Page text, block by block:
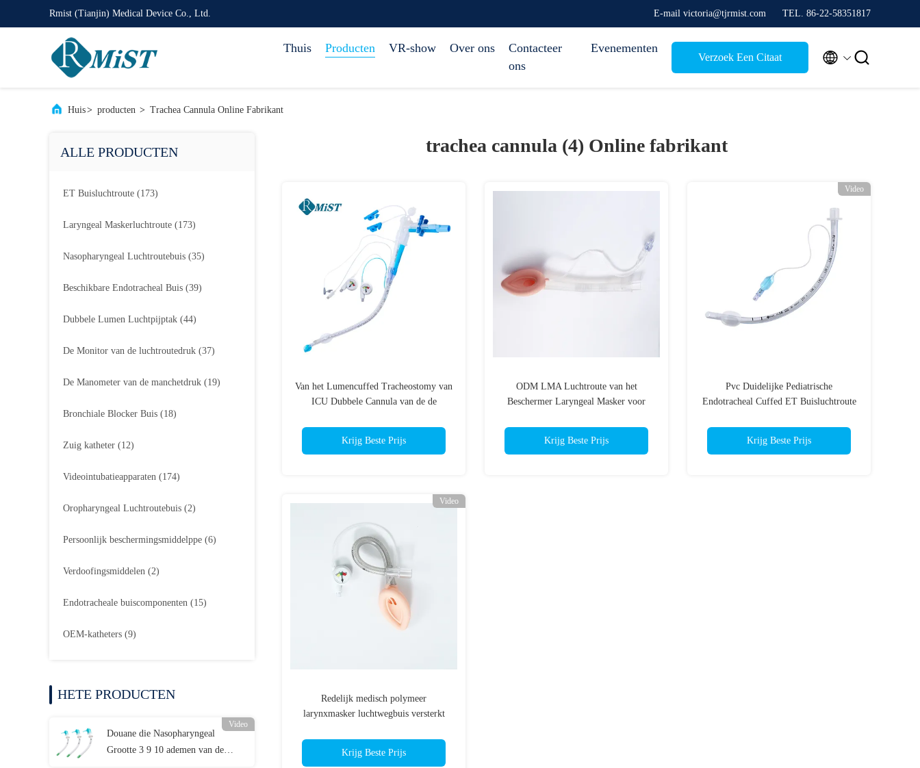
Rmist (Tianjin) Medical Device Co., Ltd. E-mail victoria@tjrmist.com TEL. 86-22-58351817
Thuis Producten VR-show Over ons
Contacteer
ons
Evenementen
Verzoek Een Citaat  
Huis> producten > Trachea Cannula Online Fabrikant
ALLE PRODUCTEN
ET Buisluchtroute (173)
Laryngeal Maskerluchtroute (173)
Nasopharyngeal Luchtroutebuis (35)
Beschikbare Endotracheal Buis (39)
Dubbele Lumen Luchtpijptak (44)
De Monitor van de luchtroutedruk (37)
De Manometer van de manchetdruk (19)
Bronchiale Blocker Buis (18)
Zuig katheter (12)
Videointubatieapparaten (174)
Oropharyngeal Luchtroutebuis (2)
Persoonlijk beschermingsmiddelppe (6)
Verdoofingsmiddelen (2)
Endotracheale buiscomponenten (15)
OEM-katheters (9)
HETE PRODUCTEN
Video
Douane die Nasopharyngeal
Grootte 3 9 10 ademen van de
trachea cannula (4) Online fabrikant
Van het Lumencuffed Tracheostomy van
ICU Dubbele Cannula van de de
Krijg Beste Prijs
ODM LMA Luchtroute van het
Beschermer Laryngeal Masker voor
Krijg Beste Prijs
Video
Pvc Duidelijke Pediatrische
Endotracheal Cuffed ET Buisluchtroute
Krijg Beste Prijs
Video
Redelijk medisch polymeer
larynxmasker luchtwegbuis versterkt
Krijg Beste Prijs